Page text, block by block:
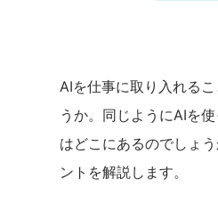
AIを仕事に取り入れる
うか。同じようにAIを
はどこにあるのでしょ
ントを解説します。